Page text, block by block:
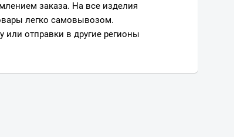
заказа. На все изделия
легко самовывозом.
или отправки в другие регионы